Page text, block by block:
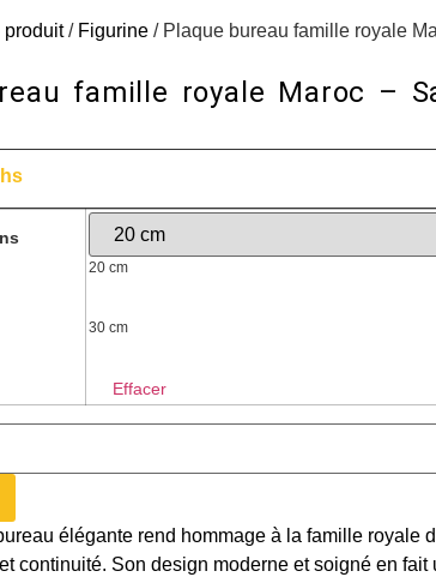
produit/ Figurine / Plaque bureau famille royale
famille royale Maroc –
20 cm
30 cm
Effacer
élégante rend hommage à la famille royale
continuité. Son design moderne et soigné en fait